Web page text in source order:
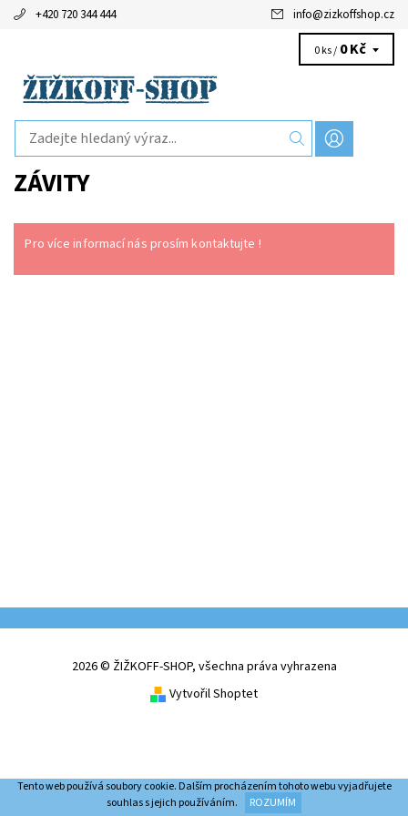
+420 720 344 444 info@zizkoffshop.cz
0 ks / 0 Kč
ZÁVITY
Pro více informací nás prosím kontaktujte !
2026 © ŽIŽKOFF-SHOP, všechna práva vyhrazena
Vytvořil Shoptet
Tento web používá soubory cookie. Dalším procházením tohoto webu vyjadřujete
souhlas s jejich používáním.
ROZUMÍM